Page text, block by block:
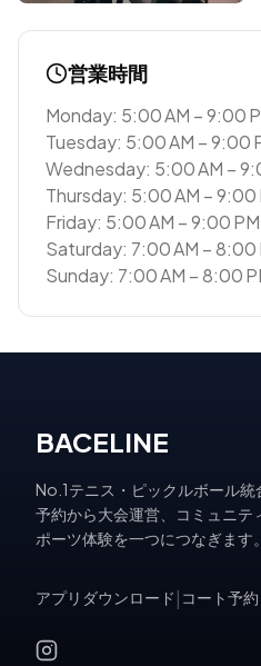
営業時間
Monday: 5:00 AM – 9:00
Tuesday: 5:00 AM – 9:00
Wednesday: 5:00 AM –
Thursday: 5:00 AM – 9:00
Friday: 5:00 AM – 9:00 PM
Saturday: 7:00 AM – 8:00
Sunday: 7:00 AM – 8:00
BACELINE
No.1テニス・ピックルボール
予約から大会運営、コミュニテ
ポーツ体験を一つにつなぎます。
アプリダウンロード コート予約